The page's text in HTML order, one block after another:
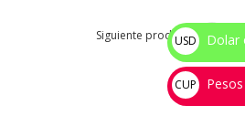
Siguiente producto
USD
$
Dolar
CUP
💰
Pesos